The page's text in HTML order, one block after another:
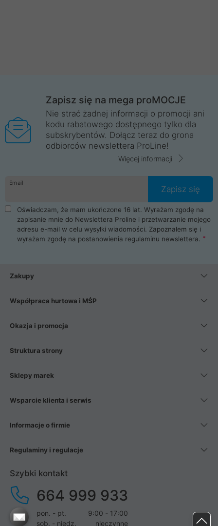
Zapisz się na mega proMOCJE
Nie strać żadnej informacji o promocji ani
kodu rabatowego dostępnego tylko dla
subskrybentów. Dołącz teraz do grona
odbiorców newslettera ProLine!
Więcej informacji
Email
Zapisz się
Oświadczam, że mam ukończone 16 lat. Wyrażam zgodę na
zapisanie mnie do Newslettera Proline i przetwarzanie mojego
adresu e-mail w celu wysyłki wiadomości. Zapoznałem się i
wyrażam zgodę na postanowienia regulaminu newslettera.
Zakupy
Współpraca hurtowa i MŚP
Okazja i promocja
Struktura strony
Sklepy marek
Wsparcie klienta i serwis
Informacje o firmie
Regulaminy i regulacje
Szybki kontakt
664 999 933
pon. - pt.
9:00 - 17:00
sob. - niedz.
nieczynne